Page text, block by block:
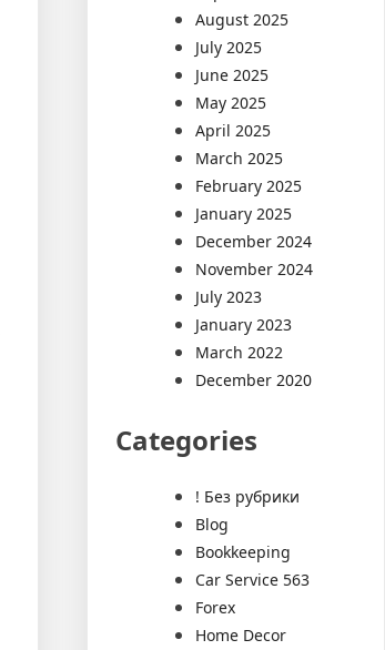
August 2025
July 2025
June 2025
May 2025
April 2025
March 2025
February 2025
January 2025
December 2024
November 2024
July 2023
January 2023
March 2022
December 2020
Categories
! Без рубрики
Blog
Bookkeeping
Car Service 563
Forex
Home Decor